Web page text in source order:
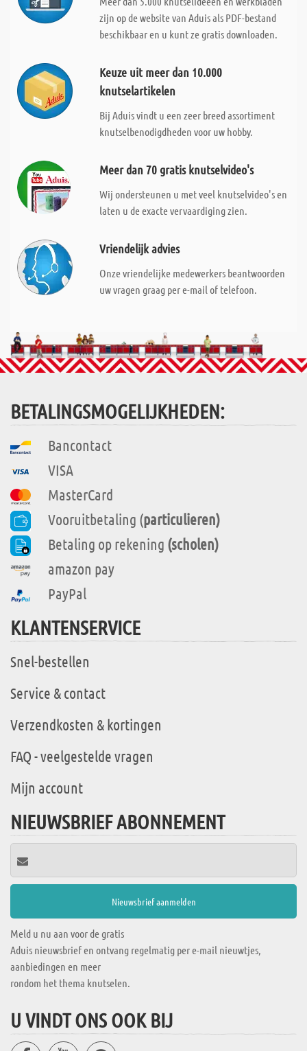
zijn op de website van Aduis als PDF-bestand
beschikbaar en u kunt ze gratis downloaden.
Keuze uit meer dan 10.000
knutselartikelen
Bij Aduis vindt u een zeer breed assortiment
knutselbenodigdheden voor uw hobby.
Meer dan 70 gratis knutselvideo's
Wij ondersteunen u met veel knutselvideo's en
laten u de exacte vervaardiging zien.
Vriendelijk advies
Onze vriendelijke medewerkers beantwoorden
uw vragen graag per e-mail of telefoon.
BETALINGSMOGELIJKHEDEN:
Bancontact
VISA
MasterCard
Vooruitbetaling (particulieren)
Betaling op rekening (scholen)
amazon pay
PayPal
KLANTENSERVICE
Snel-bestellen
Service & contact
Verzendkosten & kortingen
FAQ - veelgestelde vragen
Mijn account
NIEUWSBRIEF ABONNEMENT
Meld u nu aan voor de gratis
Aduis nieuwsbrief en ontvang regelmatig per e-mail nieuwtjes,
aanbiedingen en meer
rondom het thema knutselen.
U VINDT ONS OOK BIJ